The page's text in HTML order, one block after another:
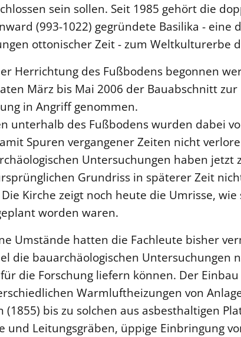
sein sollen. Seit 1985 gehört die
(993-1022) gegründete Basilika - eine
ottonischer Zeit - zum Weltkulturerbe
Herrichtung des Fußbodens begonnen
März bis Mai 2006 der Bauabschnitt
in Angriff genommen.
unterhalb des Fußbodens wurden dabei
Spuren vergangener Zeiten nicht
Untersuchungen haben jetzt
Grundriss in späterer Zeit
Kirche zeigt noch heute die Umrisse, wie
worden waren.
Umstände hatten die Fachleute bisher
die bauarchäologischen Untersuchungen
die Forschung liefern können. Der
Warmluftheizungen von
(1855) bis zu solchen aus asbesthaltigen
und Leitungsgräben, üppige Einbringung